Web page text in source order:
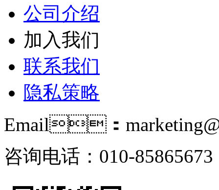
公司介绍
加入我们
联系我们
隐私策略
Email：
咨询电话：010-85865673